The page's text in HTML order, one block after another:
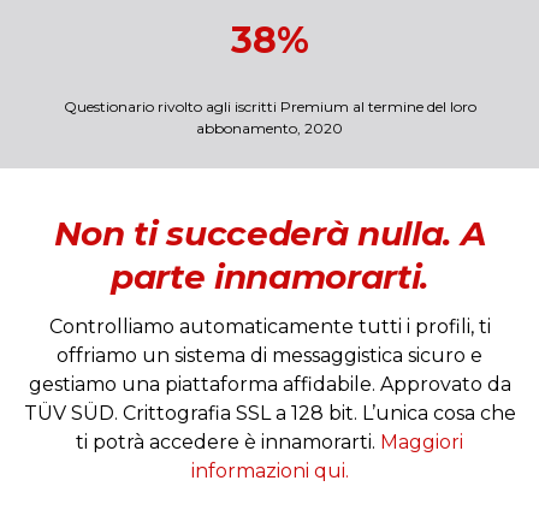
38%
Questionario rivolto agli iscritti Premium al termine del loro
abbonamento, 2020
Non ti succederà nulla. A
parte innamorarti.
Controlliamo automaticamente tutti i profili, ti
offriamo un sistema di messaggistica sicuro e
gestiamo una piattaforma affidabile. Approvato da
TÜV SÜD. Crittografia SSL a 128 bit. L’unica cosa che
ti potrà accedere è innamorarti. Maggiori
informazioni qui.